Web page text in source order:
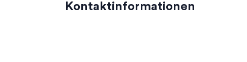
Kontaktinformationen